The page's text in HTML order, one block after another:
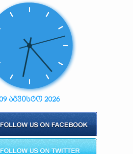
აგვისტო 2026